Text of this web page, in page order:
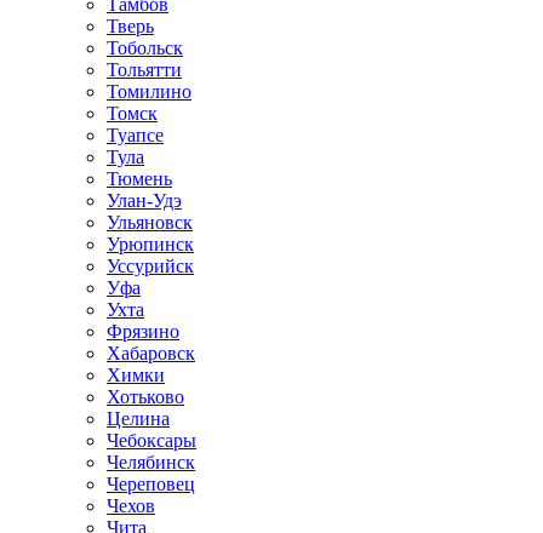
Тамбов
Тверь
Тобольск
Тольятти
Томилино
Томск
Туапсе
Тула
Тюмень
Улан-Удэ
Ульяновск
Урюпинск
Уссурийск
Уфа
Ухта
Фрязино
Хабаровск
Химки
Хотьково
Целина
Чебоксары
Челябинск
Череповец
Чехов
Чита